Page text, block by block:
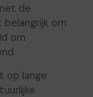
de
om
om
op lange